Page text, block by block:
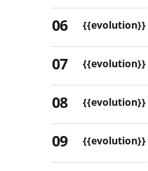
{{evolution}}
{{evolution}}
{{evolution}}
{{evolution}}